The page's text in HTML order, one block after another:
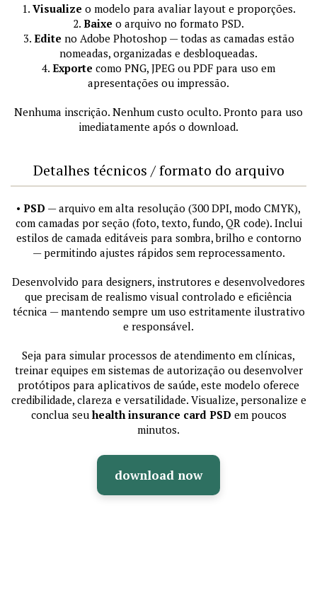
1. Visualize o modelo para avaliar layout e proporções.
2. Baixe o arquivo no formato PSD.
3. Edite no Adobe Photoshop — todas as camadas estão
nomeadas, organizadas e desbloqueadas.
4. Exporte como PNG, JPEG ou PDF para uso em
apresentações ou impressão.
Nenhuma inscrição. Nenhum custo oculto. Pronto para uso
imediatamente após o download.
Detalhes técnicos / formato do arquivo
• PSD — arquivo em alta resolução (300 DPI, modo CMYK),
com camadas por seção (foto, texto, fundo, QR code). Inclui
estilos de camada editáveis para sombra, brilho e contorno
— permitindo ajustes rápidos sem reprocessamento.
Desenvolvido para designers, instrutores e desenvolvedores
que precisam de realismo visual controlado e eficiência
técnica — mantendo sempre um uso estritamente ilustrativo
e responsável.
Seja para simular processos de atendimento em clínicas,
treinar equipes em sistemas de autorização ou desenvolver
protótipos para aplicativos de saúde, este modelo oferece
credibilidade, clareza e versatilidade. Visualize, personalize e
conclua seu health insurance card PSD em poucos
minutos.
download now